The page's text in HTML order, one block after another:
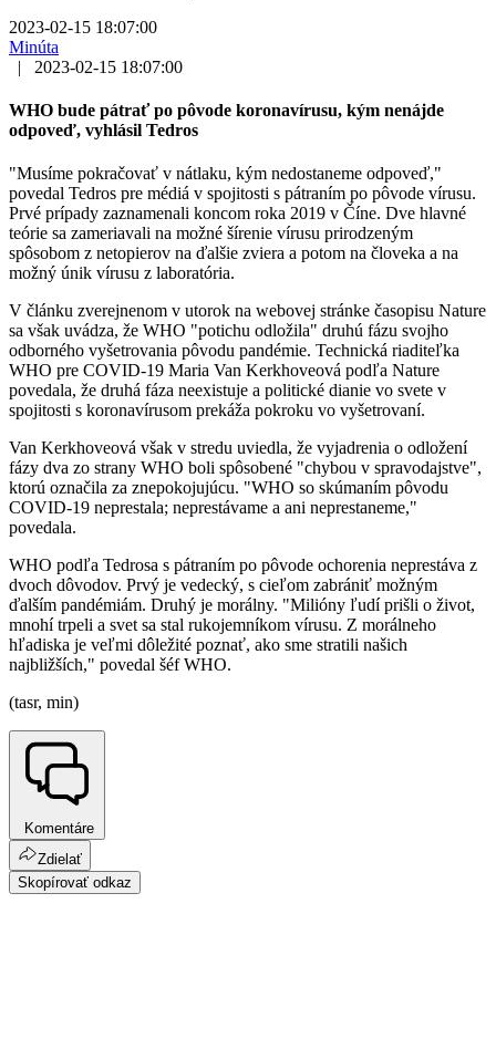
2023-02-15 18:07:00
Minúta
|
2023-02-15 18:07:00
WHO bude pátrať po pôvode koronavírusu, kým nenájde
odpoveď, vyhlásil Tedros
"Musíme pokračovať v nátlaku, kým nedostaneme odpoveď,"
povedal Tedros pre médiá v spojitosti s pátraním po pôvode vírusu.
Prvé prípady zaznamenali koncom roka 2019 v Číne. Dve hlavné
teórie sa zameriavali na možné šírenie vírusu prirodzeným
spôsobom z netopierov na ďalšie zviera a potom na človeka a na
možný únik vírusu z laboratória.
V článku zverejnenom v utorok na webovej stránke časopisu Nature
sa však uvádza, že WHO "potichu odložila" druhú fázu svojho
odborného vyšetrovania pôvodu pandémie. Technická riaditeľka
WHO pre COVID-19 Maria Van Kerkhoveová podľa Nature
povedala, že druhá fáza neexistuje a politické dianie vo svete v
spojitosti s koronavírusom prekáža pokroku vo vyšetrovaní.
Van Kerkhoveová však v stredu uviedla, že vyjadrenia o odložení
fázy dva zo strany WHO boli spôsobené "chybou v spravodajstve",
ktorú označila za znepokojujúcu. "WHO so skúmaním pôvodu
COVID-19 neprestala; neprestávame a ani neprestaneme,"
povedala.
WHO podľa Tedrosa s pátraním po pôvode ochorenia neprestáva z
dvoch dôvodov. Prvý je vedecký, s cieľom zabrániť možným
ďalším pandémiám. Druhý je morálny. "Milióny ľudí prišli o život,
mnohí trpeli a svet sa stal rukojemníkom vírusu. Z morálneho
hľadiska je veľmi dôležité poznať, ako sme stratili našich
najbližších," povedal šéf WHO.
(tasr, min)
Komentáre
Zdielať
Skopírovať odkaz